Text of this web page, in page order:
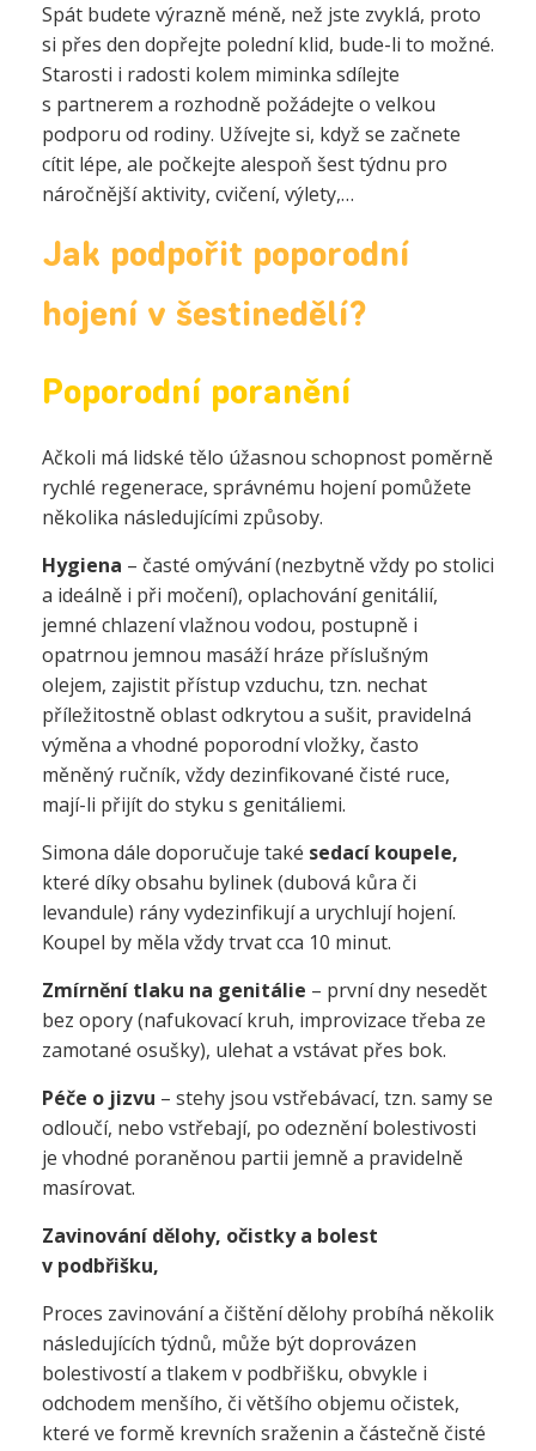
Spát budete výrazně méně, než jste zvyklá, proto
si přes den dopřejte polední klid, bude-li to možné.
Starosti i radosti kolem miminka sdílejte
s partnerem a rozhodně požádejte o velkou
podporu od rodiny. Užívejte si, když se začnete
cítit lépe, ale počkejte alespoň šest týdnu pro
náročnější aktivity, cvičení, výlety,…
Jak podpořit poporodní
hojení v šestinedělí?
Poporodní poranění
Ačkoli má lidské tělo úžasnou schopnost poměrně
rychlé regenerace, správnému hojení pomůžete
několika následujícími způsoby.
Hygiena – časté omývání (nezbytně vždy po stolici
a ideálně i při močení), oplachování genitálií,
jemné chlazení vlažnou vodou, postupně i
opatrnou jemnou masáží hráze příslušným
olejem, zajistit přístup vzduchu, tzn. nechat
příležitostně oblast odkrytou a sušit, pravidelná
výměna a vhodné poporodní vložky, často
měněný ručník, vždy dezinfikované čisté ruce,
mají-li přijít do styku s genitáliemi.
Simona dále doporučuje také sedací koupele,
které díky obsahu bylinek (dubová kůra či
levandule) rány vydezinfikují a urychlují hojení.
Koupel by měla vždy trvat cca 10 minut.
Zmírnění tlaku na genitálie – první dny nesedět
bez opory (nafukovací kruh, improvizace třeba ze
zamotané osušky), ulehat a vstávat přes bok.
Péče o jizvu – stehy jsou vstřebávací, tzn. samy se
odloučí, nebo vstřebají, po odeznění bolestivosti
je vhodné poraněnou partii jemně a pravidelně
masírovat.
Zavinování dělohy, očistky a bolest
v podbřišku,
Proces zavinování a čištění dělohy probíhá několik
následujících týdnů, může být doprovázen
bolestivostí a tlakem v podbřišku, obvykle i
odchodem menšího, či většího objemu očistek,
které ve formě krevních sraženin a částečně čisté